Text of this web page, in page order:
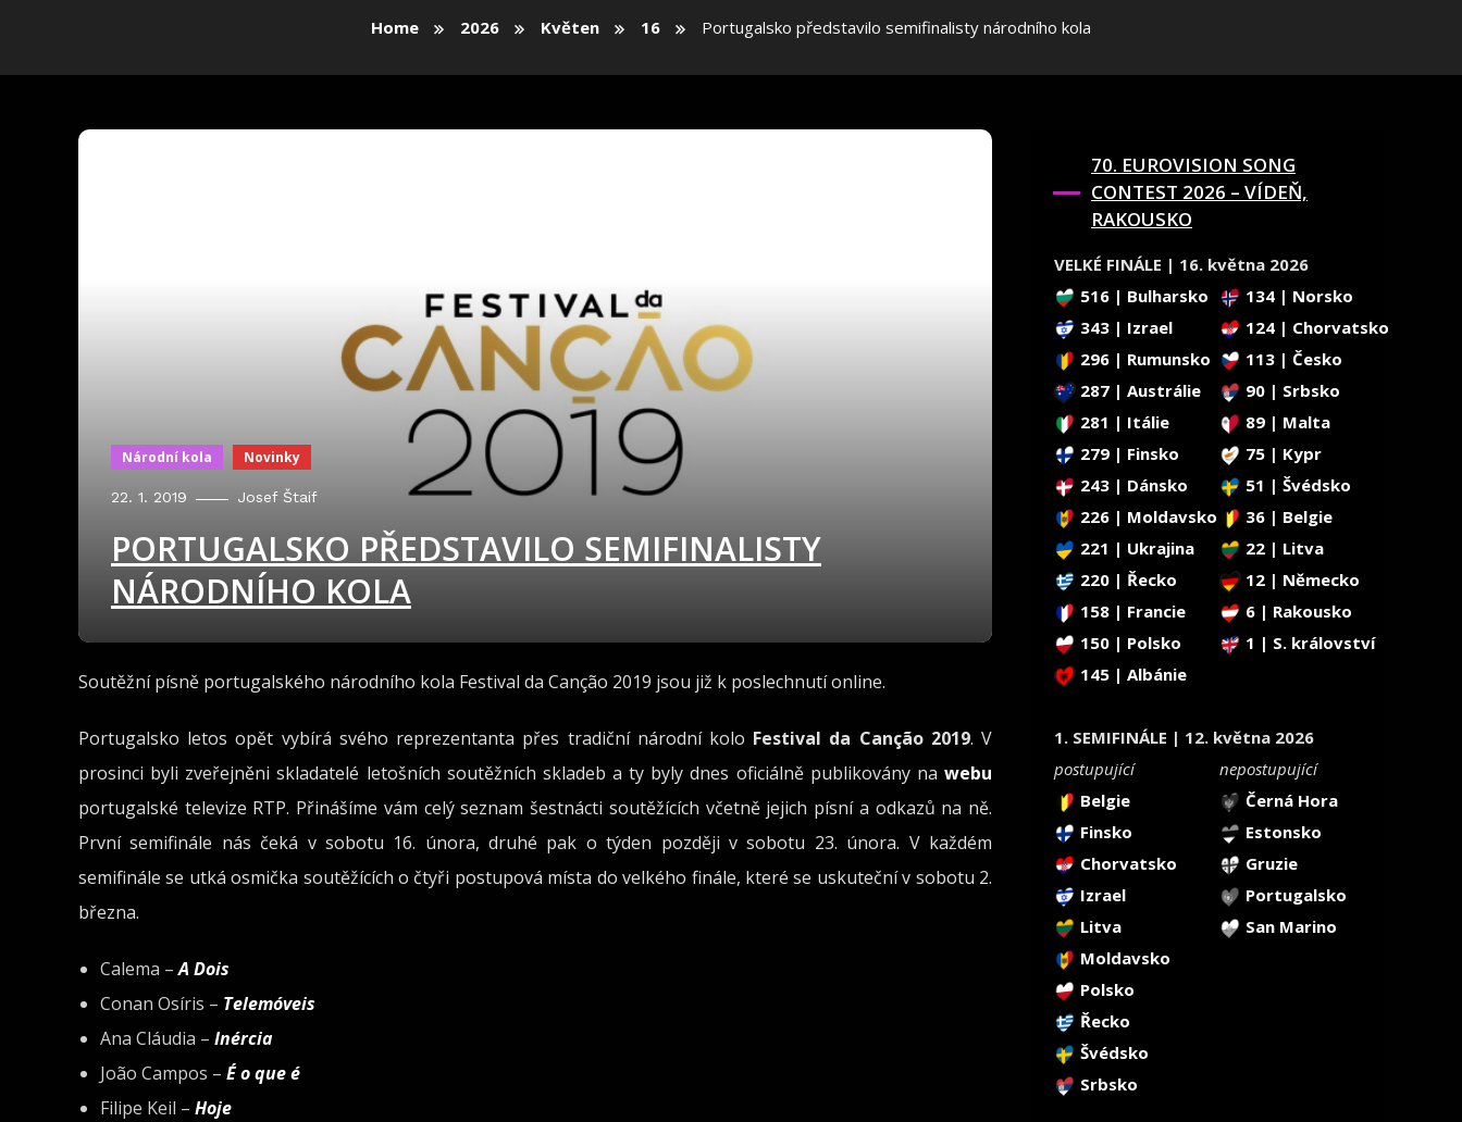
Home 2026 Květen 16 Portugalsko představilo semifinalisty národního kola
Národní kola Novinky
22. 1. 2019 Josef Štaif
PORTUGALSKO PŘEDSTAVILO SEMIFINALISTY
NÁRODNÍHO KOLA
Soutěžní písně portugalského národního kola Festival da Canção 2019 jsou již k poslechnutí online.
Portugalsko letos opět vybírá svého reprezentanta přes tradiční národní kolo Festival da Canção 2019. V
prosinci byli zveřejněni skladatelé letošních soutěžních skladeb a ty byly dnes oficiálně publikovány na webu
portugalské televize RTP. Přinášíme vám celý seznam šestnácti soutěžících včetně jejich písní a odkazů na ně.
První semifinále nás čeká v sobotu 16. února, druhé pak o týden později v sobotu 23. února. V každém
semifinále se utká osmička soutěžících o čtyři postupová místa do velkého finále, které se uskuteční v sobotu 2.
března.
Calema –A Dois
Conan Osíris – Telemóveis
Ana Cláudia – Inércia
João Campos – É o que é
Filipe Keil – Hoje
70. EUROVISION SONG
CONTEST 2026 – VÍDEŇ,
RAKOUSKO
VELKÉ FINÁLE | 16. května 2026
516 | Bulharsko
134 | Norsko
343 | Izrael
124 | Chorvatsko
296 | Rumunsko
113 | Česko
287 | Austrálie
90 | Srbsko
281 | Itálie
89 | Malta
279 | Finsko
75 | Kypr
243 | Dánsko
51 | Švédsko
226 | Moldavsko
36 | Belgie
221 | Ukrajina
22 | Litva
220 | Řecko
12 | Německo
158 | Francie
6 | Rakousko
150 | Polsko
1 | S. království
145 | Albánie
1. SEMIFINÁLE | 12. května 2026
postupující
nepostupující
Belgie
Černá Hora
Finsko
Estonsko
Chorvatsko
Gruzie
Izrael
Portugalsko
Litva
San Marino
Moldavsko
Polsko
Řecko
Švédsko
Srbsko